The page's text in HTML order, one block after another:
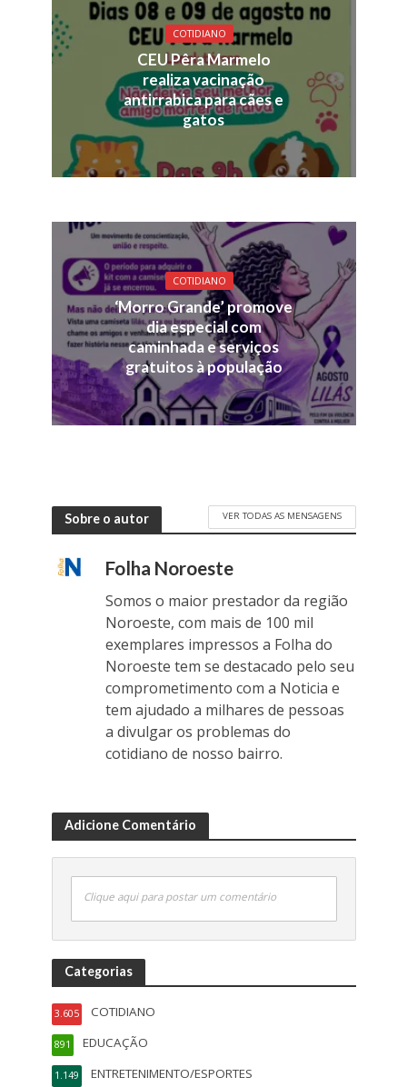
COTIDIANO
CEU Pêra Marmelo
realiza vacinação
antirrabica para cães e
gatos
COTIDIANO
‘Morro Grande’ promove
dia especial com
caminhada e serviços
gratuitos à população
Sobre o autor VER TODAS AS MENSAGENS
Folha Noroeste
Somos o maior prestador da região
Noroeste, com mais de 100 mil
exemplares impressos a Folha do
Noroeste tem se destacado pelo seu
comprometimento com a Noticia e
tem ajudado a milhares de pessoas
a divulgar os problemas do
cotidiano de nosso bairro.
Adicione Comentário
Clique aqui para postar um comentário
Categorias
COTIDIANO
3.605
EDUCAÇÃO
891
ENTRETENIMENTO/ESPORTES
1.149